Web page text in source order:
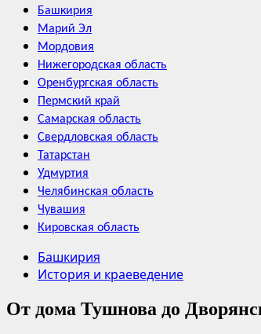
Башкирия
Марий Эл
Мордовия
Нижегородская область
Оренбургская область
Пермский край
Самарская область
Свердловская область
Татарстан
Удмуртия
Челябинская область
Чувашия
Кировская область
Башкирия
История и краеведение
От дома Тушнова до